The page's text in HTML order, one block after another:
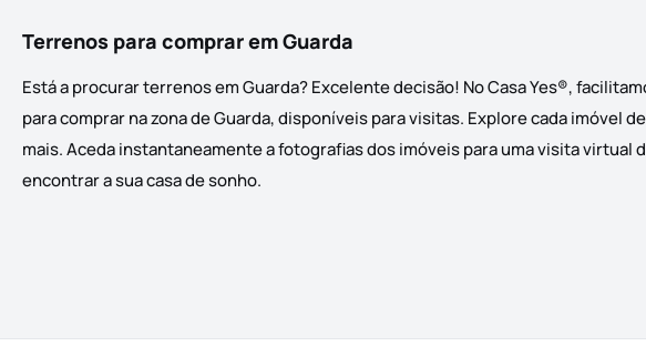
Terrenos para comprar em Guarda
Está a procurar terrenos em Guarda? Excelente decisão! No Casa Yes®,
para comprar na zona de Guarda, disponíveis para visitas. Explore cada
mais. Aceda instantaneamente a fotografias dos imóveis para uma visita virtual
encontrar a sua casa de sonho.